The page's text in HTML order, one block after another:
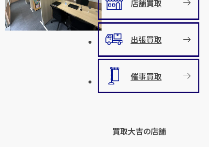
店舗買取
出張買取
催事買取
買取大吉の店舗